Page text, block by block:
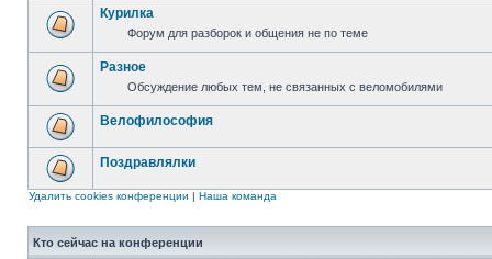
Курилка
Форум для разборок и общения не по теме
Разное
Обсуждение любых тем, не связанных с веломобилями
Велофилософия
Поздравлялки
Удалить cookies конференции | Наша команда
Кто сейчас на конференции